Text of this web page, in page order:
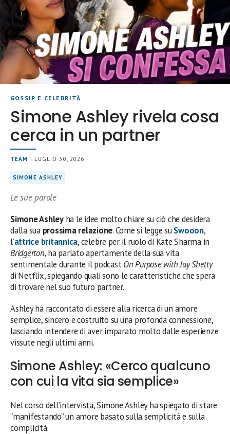
GOSSIP E CELEBRITÀ
Simone Ashley rivela cosa
cerca in un partner
TEAM | LUGLIO 30, 2026
SIMONE ASHLEY
Le sue parole
Simone Ashleyha le idee molto chiare su ciò che desidera
dalla sua prossima relazione. Come si legge suSwooon,
l’attrice britannica, celebre per il ruolo di Kate Sharma in
Bridgerton, ha parlato apertamente della sua vita
sentimentale durante il podcastOn Purpose with Jay Shetty
di Netflix, spiegando quali sono le caratteristiche che spera
di trovare nel suo futuro partner.
Ashley ha raccontato di essere alla ricerca di un amore
semplice, sincero e costruito su una profonda connessione,
lasciando intendere di aver imparato molto dalle esperienze
vissute negli ultimi anni.
Simone Ashley: «Cerco qualcuno
con cui la vita sia semplice»
Nel corso dell’intervista, Simone Ashley ha spiegato di stare
“manifestando” un amore basato sulla semplicità e sulla
complicità.